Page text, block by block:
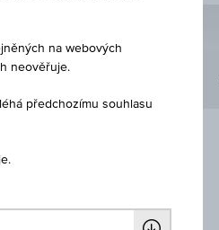
na webových
neověřuje.
předchozímu souhlasu